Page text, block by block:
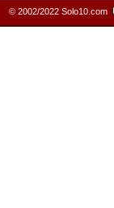
© 2002/2022 Solo10.com